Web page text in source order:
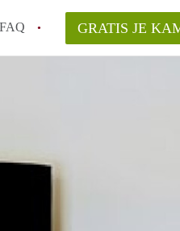
FAQ
in Rotterdam?
ik het beste wonen als student?
GRATIS JE